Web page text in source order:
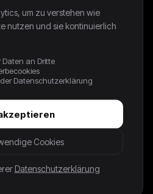
Nike Vintage T-Shirt | S
42,00 €
um zu verstehen wie
nutzen und sie kontinuierlich
Daten an Dritte
Datenschutzerklärung
Cookies
Datenschutzerklärung